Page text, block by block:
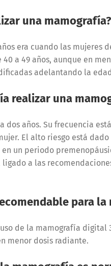
una mamografía?
era cuando las mujeres
a 49 años, aunque en
adelantando la
realizar una
dos años. Su frecuencia
El alto riesgo está
un periodo
a las
para la
de la mamografía digital
menor dosis radiante.